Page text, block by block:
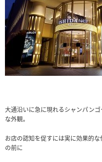
大通沿いに急に現れるシャンパン
な外観。
お店の認知を促すには実に効果的
の前に